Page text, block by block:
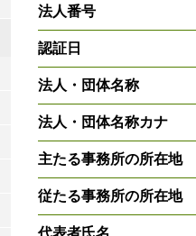
法人番号
認証日
法人・団体名称
法人・団体名称カナ
主たる事務所の所在地
従たる事務所の所在地
代表者氏名